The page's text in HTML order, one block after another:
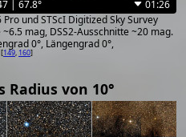
| 67.8°
01:26
und STScI Digitized Sky Survey
mag, DSS2-Ausschnitte ~20 mag.
0°, Längengrad 0°,
[149, 160]
von 10°